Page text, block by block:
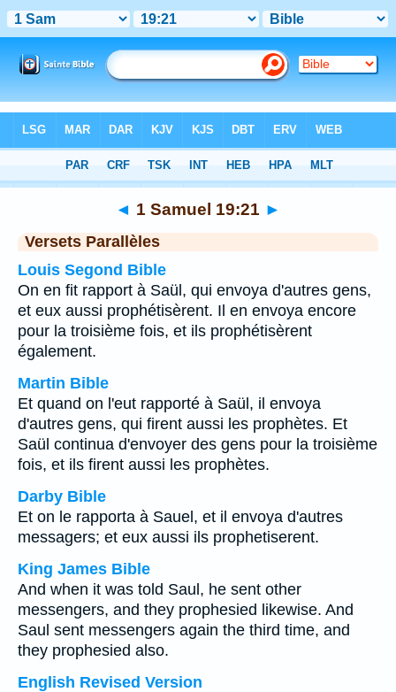
Chapitre 19 > Verset 21
◄ 1 Samuel 19:21 ►
Versets Parallèles
Louis Segond Bible
On en fit rapport à Saül, qui envoya d'autres gens,
et eux aussi prophétisèrent. Il en envoya encore
pour la troisième fois, et ils prophétisèrent
également.
Martin Bible
Et quand on l'eut rapporté à Saül, il envoya
d'autres gens, qui firent aussi les prophètes. Et
Saül continua d'envoyer des gens pour la troisième
fois, et ils firent aussi les prophètes.
Darby Bible
Et on le rapporta à Sauel, et il envoya d'autres
messagers; et eux aussi ils prophetiserent.
King James Bible
And when it was told Saul, he sent other
messengers, and they prophesied likewise. And
Saul sent messengers again the third time, and
they prophesied also.
English Revised Version